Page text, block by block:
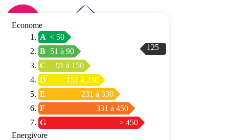
Connexion / Inscription
Trouver mon
espace conseil
Econome
A < 50
B 51 à 90
C
91 à 150
D
151 à 230
E
231 à 330
F
331 à 450
G
> 450
125
Energivore